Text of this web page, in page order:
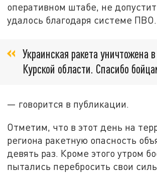
оперативном штабе, не
удалось благодаря системе ПВО.
Украинская ракета уничтожена
Курской области. Спасибо
— говорится в публикации.
Отметим, что в этот день на
региона ракетную опасность
девять раз. Кроме этого утром
пытались перебросить свои